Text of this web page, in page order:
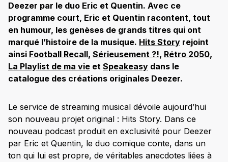
Deezer par le duo Eric et Quentin. Avec ce
programme court, Eric et Quentin racontent, tout
en humour, les genèses de grands titres qui ont
marqué l’histoire de la musique. Hits Story rejoint
ainsi Football Recall, Sérieusement ?!, Rétro 2050,
La Playlist de ma vie et Speakeasy dans le
catalogue des créations originales Deezer.
Le service de streaming musical dévoile aujourd’hui
son nouveau projet original : Hits Story. Dans ce
nouveau podcast produit en exclusivité pour Deezer
par Eric et Quentin, le duo comique conte, dans un
ton qui lui est propre, de véritables anecdotes liées à